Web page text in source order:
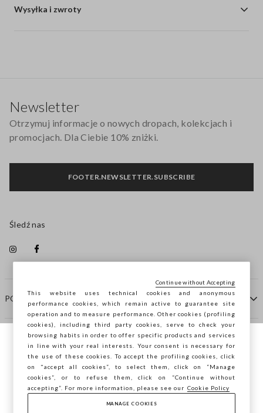
Wysyłka i zwroty
POMOC
FIRMA
KONTAKTY
Newsletter
Otrzymuj informacje o nowych dropach, kolekcjach i
promocjach. Dla Ciebie 10% zniżki.
FOOTER.NEWSLETTER.SUBSCRIBE
Śledź nas
Przeglądasz STEFANEL Italia, chcesz
zapisać swoją lokalizację?
POTWIERDŹ
This website uses technical cookies and anonymous
performance cookies, which remain active to guarantee site
operation and to measure performance. Other cookies (profiling
cookies), including third party cookies, serve to check your
browsing habits in order to offer specific products and services
in line with your real interests. Your consent is necessary for
the use of these cookies. To accept the profiling cookies, click
on "accept all cookies”, to select them, click on “Manage
cookies”, or to refuse them, click on “Continue without
accepting”. For more information, please see our Cookie Policy
MANAGE COOKIES
Continue without Accepting